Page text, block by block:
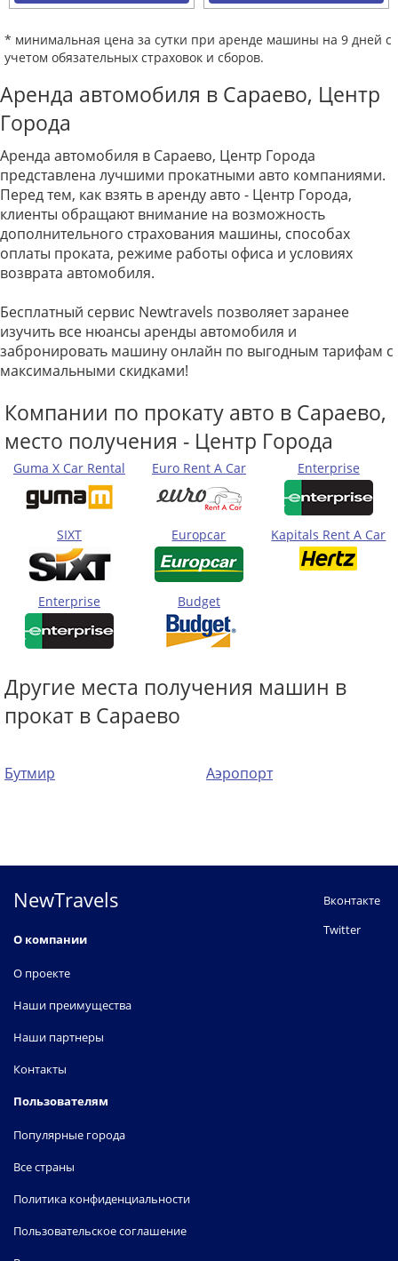
* минимальная цена за сутки при аренде машины на 9 дней с
учетом обязательных страховок и сборов.
Аренда автомобиля в Сараево, Центр
Города
Аренда автомобиля в Сараево, Центр Города
представлена лучшими прокатными авто компаниями.
Перед тем, как взять в аренду авто - Центр Города,
клиенты обращают внимание на возможность
дополнительного страхования машины, способах
оплаты проката, режиме работы офиса и условиях
возврата автомобиля.
Бесплатный сервис Newtravels позволяет заранее
изучить все нюансы аренды автомобиля и
забронировать машину онлайн по выгодным тарифам с
максимальными скидками!
Компании по прокату авто в Сараево,
место получения - Центр Города
Guma X Car Rental Euro Rent A Car Enterprise
SIXT Europcar Kapitals Rent A Car
Enterprise Budget
Другие места получения машин в
прокат в Сараево
Бутмир Аэропорт
NewTravels
О компании
О проекте
Наши преимущества
Наши партнеры
Контакты
Пользователям
Популярные города
Все страны
Политика конфиденциальности
Пользовательское соглашение
Вконтакте
Twitter